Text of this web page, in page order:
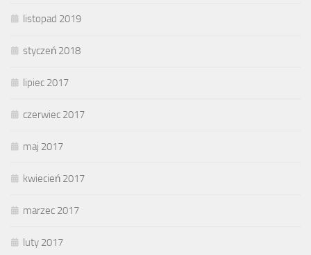
listopad 2019
styczeń 2018
lipiec 2017
czerwiec 2017
maj 2017
kwiecień 2017
marzec 2017
luty 2017